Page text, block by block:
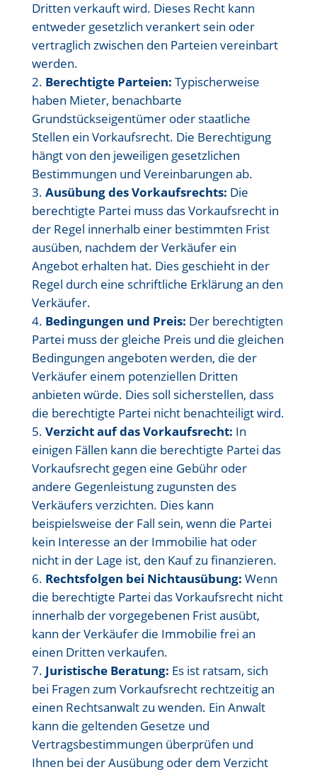
Dritten verkauft wird. Dieses Recht kann
entweder gesetzlich verankert sein oder
vertraglich zwischen den Parteien vereinbart
werden.
Berechtigte Parteien: Typischerweise
haben Mieter, benachbarte
Grundstückseigentümer oder staatliche
Stellen ein Vorkaufsrecht. Die Berechtigung
hängt von den jeweiligen gesetzlichen
Bestimmungen und Vereinbarungen ab.
Ausübung des Vorkaufsrechts: Die
berechtigte Partei muss das Vorkaufsrecht in
der Regel innerhalb einer bestimmten Frist
ausüben, nachdem der Verkäufer ein
Angebot erhalten hat. Dies geschieht in der
Regel durch eine schriftliche Erklärung an den
Verkäufer.
Bedingungen und Preis: Der berechtigten
Partei muss der gleiche Preis und die gleichen
Bedingungen angeboten werden, die der
Verkäufer einem potenziellen Dritten
anbieten würde. Dies soll sicherstellen, dass
die berechtigte Partei nicht benachteiligt wird.
Verzicht auf das Vorkaufsrecht: In
einigen Fällen kann die berechtigte Partei das
Vorkaufsrecht gegen eine Gebühr oder
andere Gegenleistung zugunsten des
Verkäufers verzichten. Dies kann
beispielsweise der Fall sein, wenn die Partei
kein Interesse an der Immobilie hat oder
nicht in der Lage ist, den Kauf zu finanzieren.
Rechtsfolgen bei Nichtausübung: Wenn
die berechtigte Partei das Vorkaufsrecht nicht
innerhalb der vorgegebenen Frist ausübt,
kann der Verkäufer die Immobilie frei an
einen Dritten verkaufen.
Juristische Beratung: Es ist ratsam, sich
bei Fragen zum Vorkaufsrecht rechtzeitig an
einen Rechtsanwalt zu wenden. Ein Anwalt
kann die geltenden Gesetze und
Vertragsbestimmungen überprüfen und
Ihnen bei der Ausübung oder dem Verzicht